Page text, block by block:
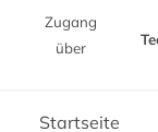
Zugang
über
Startseite